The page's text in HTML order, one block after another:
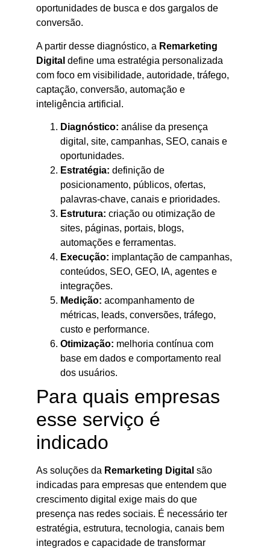
oportunidades de busca e dos gargalos de
conversão.
A partir desse diagnóstico, a Remarketing
Digital define uma estratégia personalizada
com foco em visibilidade, autoridade, tráfego,
captação, conversão, automação e
inteligência artificial.
Diagnóstico: análise da presença
digital, site, campanhas, SEO, canais e
oportunidades.
Estratégia: definição de
posicionamento, públicos, ofertas,
palavras-chave, canais e prioridades.
Estrutura: criação ou otimização de
sites, páginas, portais, blogs,
automações e ferramentas.
Execução: implantação de campanhas,
conteúdos, SEO, GEO, IA, agentes e
integrações.
Medição: acompanhamento de
métricas, leads, conversões, tráfego,
custo e performance.
Otimização: melhoria contínua com
base em dados e comportamento real
dos usuários.
Para quais empresas
esse serviço é
indicado
As soluções da Remarketing Digital são
indicadas para empresas que entendem que
crescimento digital exige mais do que
presença nas redes sociais. É necessário ter
estratégia, estrutura, tecnologia, canais bem
integrados e capacidade de transformar